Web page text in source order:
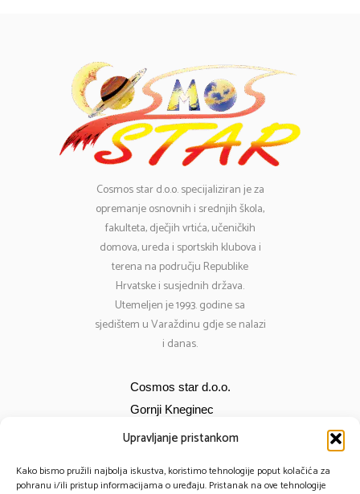
Upravljanje pristankom
Kako bismo pružili najbolja iskustva, koristimo tehnologije poput kolačića za
pohranu i/ili pristup informacijama o uređaju. Pristanak na ove tehnologije
Cosmosstar d.o.o. specijaliziran je za
opremanje osnovnih i srednjih škola,
fakulteta, dječjih vrtića, učeničkih
domova, ureda i sportskih klubova i
terena na području Republike
Hrvatske i susjednih država.
Utemeljen je 1993. godine sa
sjedištem u Varaždinu gdje se nalazi
i danas.
Cosmos star d.o.o.
Gornji Kneginec
Bana Jelačića 12
Tel: 098 284 634